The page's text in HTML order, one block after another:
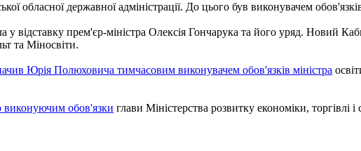
обласної державної адміністрації. До цього був виконувачем
у відставку прем'єр-міністра Олексія Гончарука та його уряд. Новий
та Міносвіти.
Юрія Полюховича тимчасовим виконувачем обов'язків міністра
виконуючим обов'язки глави Міністерства розвитку економіки, торгівлі